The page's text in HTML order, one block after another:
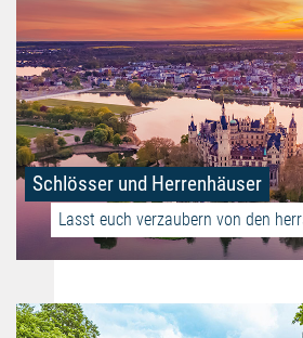
Schlösser und Herrenhäuser